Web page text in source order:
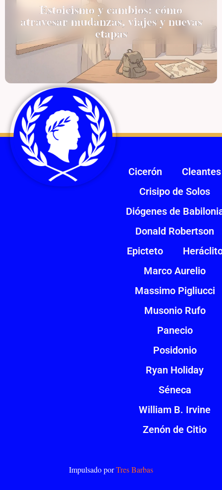
Estoicismo y cambios: cómo
atravesar mudanzas, viajes y nuevas
etapas
Cicerón
Cleantes
Crisipo de Solos
Diógenes de
Donald Robertson
Epicteto
Marco Aurelio
Massimo Pigliucci
Musonio Rufo
Panecio
Posidonio
Ryan Holiday
Séneca
William B. Irvine
Zenón de Citio
Impulsado porTres Barbas